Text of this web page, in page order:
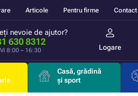
Articole Pentru firme Contact
nevoie de ajutor?
630 8312
8:00 – 16:30 Logare
Casă, grădină
și sport